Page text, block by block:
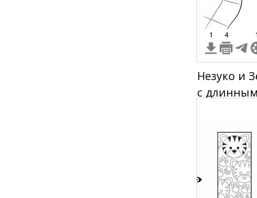
1 4 1
Незуко и
с